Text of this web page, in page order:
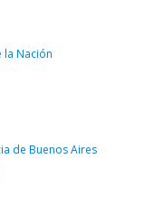
la Nación
de Buenos Aires